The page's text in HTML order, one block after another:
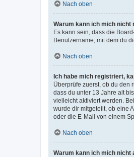
Nach oben
Warum kann ich mich nicht
Es kann sein, dass die
Benutzername, mit dem du
Nach oben
Ich habe mich registriert,
Überprüfe zuerst, ob du den
dass du unter 13 Jahre alt
vielleicht aktiviert werden.
wurde dir mitgeteilt, ob eine
oder die E-Mail von einem
Nach oben
Warum kann ich mich nicht